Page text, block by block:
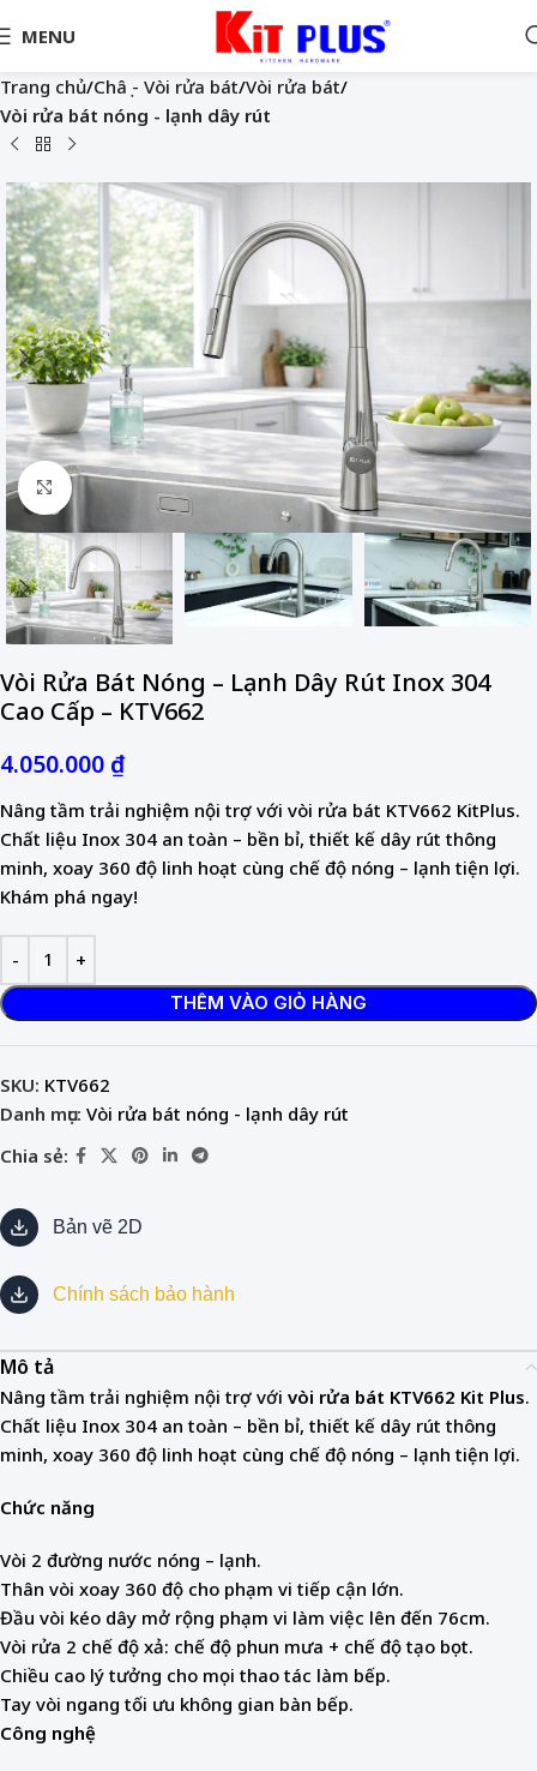
MENU
Trang chủ Châụ - Vòi rửa bát Vòi rửa bát
Vòi rửa bát nóng - lạnh dây rút
Nhấp để phóng to
Vòi Rửa Bát Nóng – Lạnh Dây Rút Inox 304
Cao Cấp – KTV662
4.050.000 ₫
Nâng tầm trải nghiệm nội trợ với vòi rửa bát KTV662 KitPlus.
Chất liệu Inox 304 an toàn – bền bỉ, thiết kế dây rút thông
minh, xoay 360 độ linh hoạt cùng chế độ nóng – lạnh tiện lợi.
Khám phá ngay!
THÊM VÀO GIỎ HÀNG
SKU: KTV662
Danh mục: Vòi rửa bát nóng - lạnh dây rút
Chia sẻ:
Bản vẽ 2D
Chính sách bảo hành
Mô tả
Nâng tầm trải nghiệm nội trợ với vòi rửa bát KTV662 Kit Plus.
Chất liệu Inox 304 an toàn – bền bỉ, thiết kế dây rút thông
minh, xoay 360 độ linh hoạt cùng chế độ nóng – lạnh tiện lợi.
Chức năng
Vòi 2 đường nước nóng – lạnh.
Thân vòi xoay 360 độ cho phạm vi tiếp cận lớn.
Đầu vòi kéo dây mở rộng phạm vi làm việc lên đến 76cm.
Vòi rửa 2 chế độ xả: chế độ phun mưa + chế độ tạo bọt.
Chiều cao lý tưởng cho mọi thao tác làm bếp.
Tay vòi ngang tối ưu không gian bàn bếp.
Công nghệ